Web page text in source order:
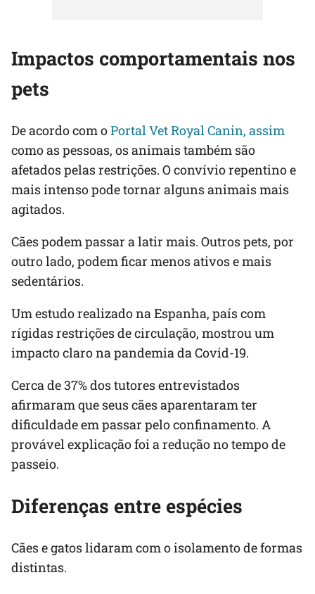
Impactos comportamentais nos
pets
De acordo com oPortal Vet Royal Canin, assim
como as pessoas, os animais também são
afetados pelas restrições. O convívio repentino e
mais intenso pode tornar alguns animais mais
agitados.
Cães podem passar a latir mais. Outros pets, por
outro lado, podem ficar menos ativos e mais
sedentários.
Um estudo realizado na Espanha, país com
rígidas restrições de circulação, mostrou um
impacto claro na pandemia da Covid-19.
Cerca de 37% dos tutores entrevistados
afirmaram que seus cães aparentaram ter
dificuldade em passar pelo confinamento. A
provável explicação foi a redução no tempo de
passeio.
Diferenças entre espécies
Cães e gatos lidaram com o isolamento de formas
distintas.